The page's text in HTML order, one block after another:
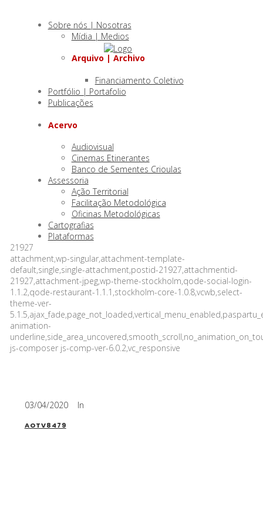
Sobre nós | Nosotras
Mídia | Medios
Arquivo | Archivo
Financiamento Coletivo
Portfólio | Portafolio
Publicações
Acervo
Audiovisual
Cinemas Etinerantes
Banco de Sementes Crioulas
Assessoria
Ação Territorial
Facilitação Metodológica
Oficinas Metodológicas
Cartografias
Plataformas
21927
attachment,wp-singular,attachment-template-
default,single,single-attachment,postid-21927,attachmentid-
21927,attachment-jpeg,wp-theme-stockholm,qode-social-login-
1.1.2,qode-restaurant-1.1.1,stockholm-core-1.0.8,vcwb,select-
theme-ver-
animation-
js-composer js-comp-ver-6.0.2,vc_responsive
03/04/2020 In
AOTV8479